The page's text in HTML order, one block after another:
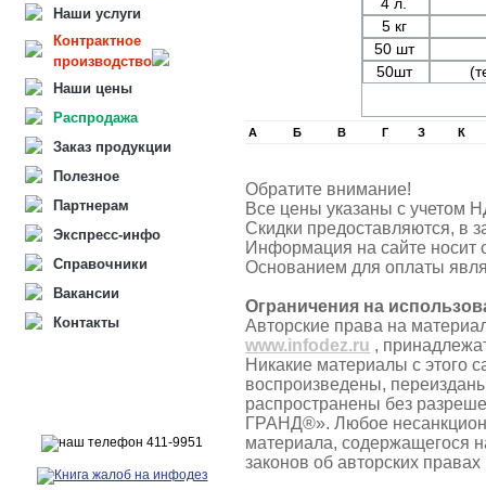
Наши услуги
Контрактное
производство
Наши цены
Распродажа
Заказ продукции
Полезное
Партнерам
Экспресс-инфо
Справочники
Вакансии
Контакты
5 кг
50 шт
50шт
А Б В Г З К
Обратите внимание!
Все цены указаны с учетом
Скидки предоставляются, в
Информация на сайте носит
Основанием для оплаты
Ограничения на
Авторские права на
www.infodez.ru ,
Никакие материалы с этого
воспроизведены,
распространены без
ГРАНД®». Любое
материала, содержащегося
законов об авторских